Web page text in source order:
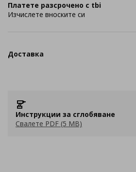
Платете разсрочено с tbi
Изчислете вноските си
Доставка
Инструкции за сглобяване
Свалете PDF (5 MB)